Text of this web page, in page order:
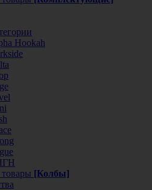
Hookah
товары [Колбы]